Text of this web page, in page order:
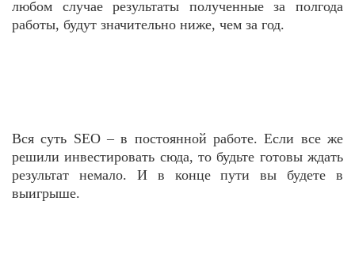
любом случае результаты полученные за полгода
работы, будут значительно ниже, чем за год.
Вся суть SEO – в постоянной работе. Если все же
решили инвестировать сюда, то будьте готовы ждать
результат немало. И в конце пути вы будете в
выигрыше.